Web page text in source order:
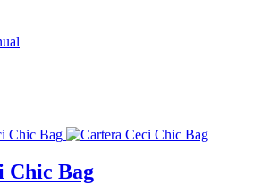
Chic Bag